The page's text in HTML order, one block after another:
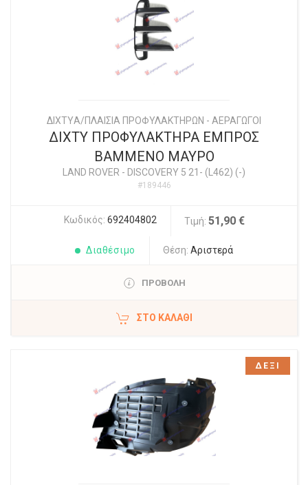
ΔΙΧΤYΑ/ΠΛΑΙΣΙΑ ΠΡΟΦΥΛΑΚΤΗΡΩΝ - ΑΕΡΑΓΩΓΟΙ
ΔΙΧΤΥ ΠΡΟΦΥΛΑΚΤΗΡΑ ΕΜΠΡΟΣ
ΒΑΜΜΕΝΟ ΜΑΥΡΟ
LAND ROVER - DISCOVERY 5 21- (L462) (-)
#189446
Κωδικός: 692404802 Τιμή: 51,90 €
Διαθέσιμο Θέση: Αριστερά
ΠΡΟΒΟΛΗ
ΣΤΟ ΚΑΛΆΘΙ
ΔΕΞΙ